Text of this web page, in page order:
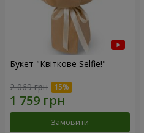
Букет "Квіткове Selfie!"
2 069 грн
Замовити